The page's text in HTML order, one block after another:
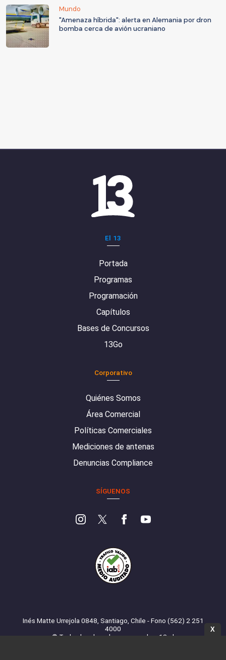
Mundo
"Amenaza híbrida": alerta en Alemania por dron
bomba cerca de avión ucraniano
El 13
Portada
Programas
Programación
Capítulos
Bases de Concursos
13Go
Corporativo
Quiénes Somos
Área Comercial
Políticas Comerciales
Mediciones de antenas
Denuncias Compliance
SÍGUENOS
Inés Matte Urrejola 0848, Santiago, Chile - Fono (562) 2 251
4000
© Todos los derechos reservados. 13.cl
X